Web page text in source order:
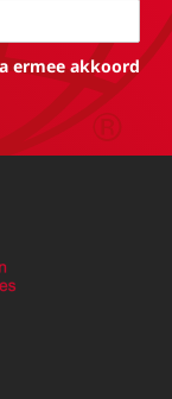
ermee akkoord